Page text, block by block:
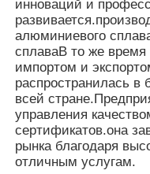
Связаться с нами
Новости
Запросить
Экструзия
инноваций и
алюминиевого
сплаваВ то же время
импортом и
распространилась в
всей
управления
сертификатов.она
рынка благодаря
отличным услугам.